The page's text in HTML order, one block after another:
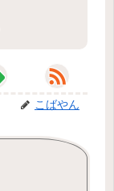
こばやん